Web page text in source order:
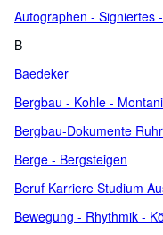
Autographen - Signiertes
B
Baedeker
Bergbau - Kohle -
Bergbau-Dokumente
Berge - Bergsteigen
Beruf Karriere Studium
Bewegung - Rhythmik -